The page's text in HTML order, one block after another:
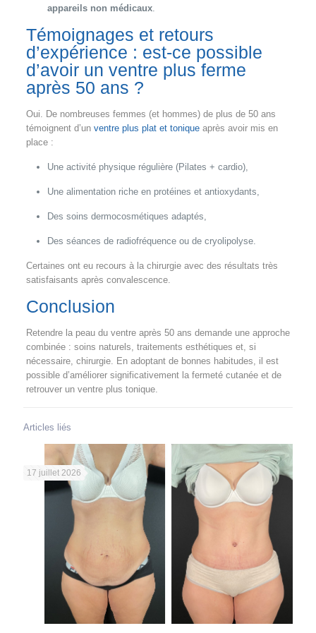
appareils non médicaux.
Témoignages et retours
d’expérience : est-ce possible
d’avoir un ventre plus ferme
après 50 ans ?
Oui. De nombreuses femmes (et hommes) de plus de 50 ans
témoignent d’un ventre plus plat et toniqueaprès avoir mis en
place :
Une activité physique régulière (Pilates + cardio),
Une alimentation riche en protéines et antioxydants,
Des soins dermocosmétiques adaptés,
Des séances de radiofréquence ou de cryolipolyse.
Certaines ont eu recours à la chirurgie avec des résultats très
satisfaisants après convalescence.
Conclusion
Retendre la peau du ventre après 50 ans demande une approche
combinée : soins naturels, traitements esthétiques et, si
nécessaire, chirurgie. En adoptant de bonnes habitudes, il est
possible d’améliorer significativement la fermeté cutanée et de
retrouver un ventre plus tonique.
Articles liés
17 juillet 2026